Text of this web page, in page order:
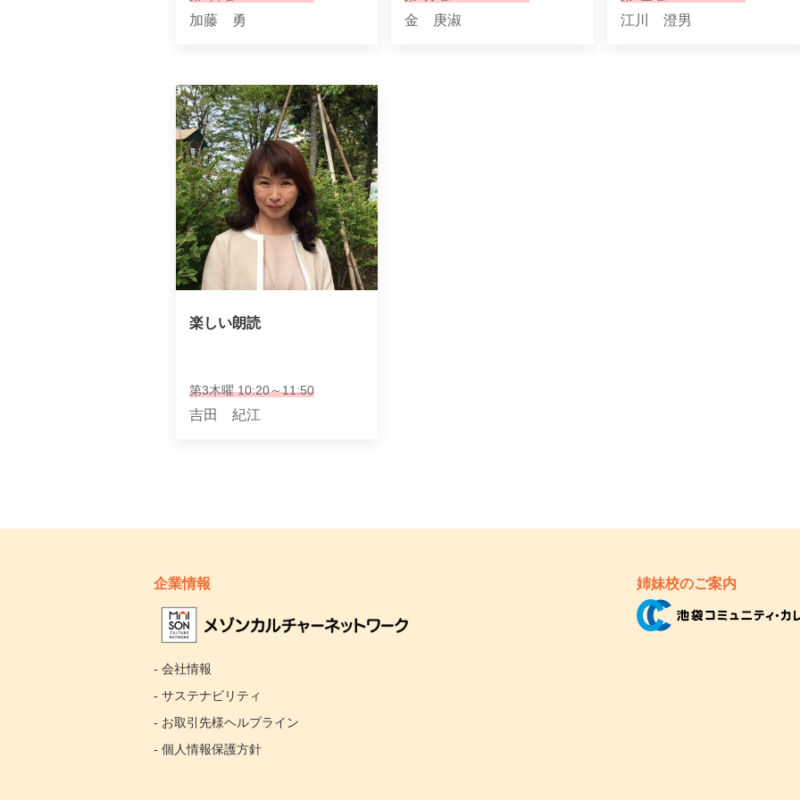
加藤 勇 金 庚淑 江川 澄男
楽しい朗読
第3木曜 10:20～11:50
吉田 紀江
企業情報
- 会社情報
- サステナビリティ
- お取引先様ヘルプライン
- 個人情報保護方針
姉妹校のご案内